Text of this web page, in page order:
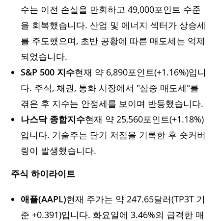
수는 이전 손실을 만회하고 49,000포인트 수준
을 회복했습니다. 산업 및 에너지 섹터가 상승세
를 주도했으며, 초반 공황에 따른 매도세는 억제
되었습니다.
S&P 500 지수현재 약 6,890포인트(+1.16%)입니
다. 주식, 채권, 통화 시장에서 "삼중 매도세"를
겪은 후 지수는 안정세를 보이며 반등했습니다.
나스닥 종합지수현재 약 25,560포인트(+1.18%)
입니다. 기술주는 단기 저점을 기록한 후 숏커버
링이 발생했습니다.
주식 하이라이트
애플(AAPL)현재 주가는 약 247.65달러(TP3T 기
준 +0.391)입니다. 화요일에 3.46%의 급격한 매